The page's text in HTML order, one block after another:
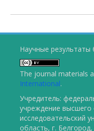
Научные результаты
The journal materials
International.
Учредитель:
учреждение высшего
исследовательский
область, г.